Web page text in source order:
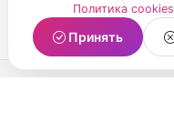
Политика cookies
Принять